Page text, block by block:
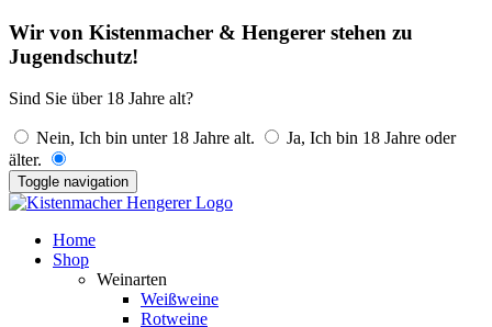
Wir von Kistenmacher & Hengerer stehen zu
Jugendschutz!
Sind Sie über 18 Jahre alt?
Nein, Ich bin unter 18 Jahre alt.
Ja, Ich bin 18 Jahre oder
älter.
Toggle navigation
Home
Shop
Weinarten
Weißweine
Rotweine